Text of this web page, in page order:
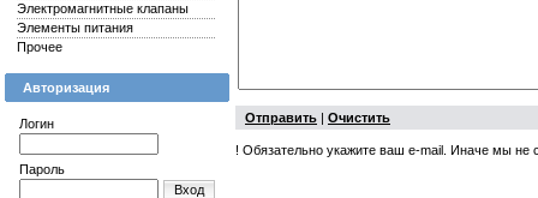
Электромагнитные клапаны
Элементы питания
Прочее
Авторизация
Логин
Пароль
Вход
Отправить | Очистить
! Обязательно укажите ваш e-mail. Иначе мы не